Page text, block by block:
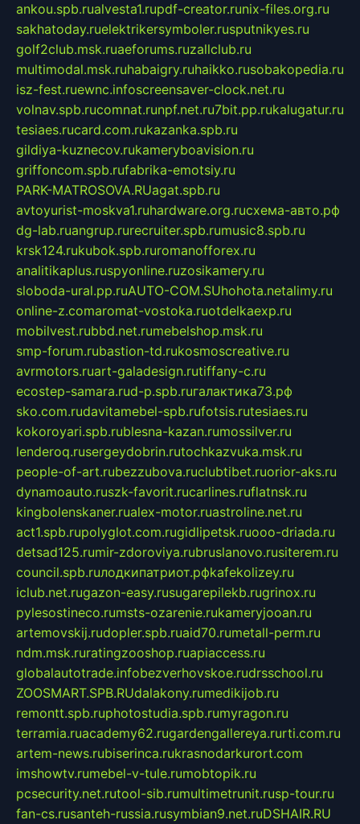
ankou.spb.rualvesta1.rupdf-creator.runix-files.org.ru
sakhatoday.ruelektrikersymboler.rusputnikyes.ru
golf2club.msk.ruaeforums.ruzallclub.ru
multimodal.msk.ruhabaigry.ruhaikko.rusobakopedia.ru
isz-fest.ruewnc.infoscreensaver-clock.net.ru
volnav.spb.rucomnat.runpf.net.ru7bit.pp.rukalugatur.ru
tesiaes.rucard.com.rukazanka.spb.ru
gildiya-kuznecov.rukameryboavision.ru
griffoncom.spb.rufabrika-emotsiy.ru
PARK-MATROSOVA.RUagat.spb.ru
avtoyurist-moskva1.ruhardware.org.ruсхема-авто.рф
dg-lab.ruangrup.rurecruiter.spb.rumusic8.spb.ru
krsk124.rukubok.spb.ruromanofforex.ru
analitikaplus.ruspyonline.ruzosikamery.ru
sloboda-ural.pp.ruAUTO-COM.SUhohota.netalimy.ru
online-z.comaromat-vostoka.ruotdelkaexp.ru
mobilvest.rubbd.net.rumebelshop.msk.ru
smp-forum.rubastion-td.rukosmoscreative.ru
avrmotors.ruart-galadesign.rutiffany-c.ru
ecostep-samara.rud-p.spb.ruгалактика73.рф
sko.com.rudavitamebel-spb.rufotsis.rutesiaes.ru
kokoroyari.spb.rublesna-kazan.rumossilver.ru
lenderoq.rusergeydobrin.rutochkazvuka.msk.ru
people-of-art.rubezzubova.ruclubtibet.ruorior-aks.ru
dynamoauto.ruszk-favorit.rucarlines.ruflatnsk.ru
kingbolenskaner.rualex-motor.ruastroline.net.ru
act1.spb.rupolyglot.com.rugidlipetsk.ruooo-driada.ru
detsad125.rumir-zdoroviya.rubruslanovo.rusiterem.ru
council.spb.ruлодкипатриот.рфkafekolizey.ru
iclub.net.rugazon-easy.rusugarepilekb.rugrinox.ru
pylesostineco.rumsts-ozarenie.rukameryjooan.ru
artemovskij.rudopler.spb.ruaid70.rumetall-perm.ru
ndm.msk.ruratingzooshop.ruapiaccess.ru
globalautotrade.infobezverhovskoe.rudrsschool.ru
ZOOSMART.SPB.RUdalakony.rumedikijob.ru
remontt.spb.ruphotostudia.spb.rumyragon.ru
terramia.ruacademy62.rugardengallereya.rurti.com.ru
artem-news.rubiserinca.rukrasnodarkurort.com
imshowtv.rumebel-v-tule.rumobtopik.ru
pcsecurity.net.rutool-sib.rumultimetrunit.rusp-tour.ru
fan-cs.rusanteh-russia.rusymbian9.net.ruDSHAIR.RU